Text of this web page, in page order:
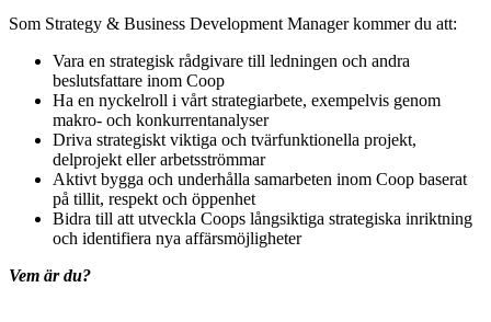
Som Strategy & Business Development Manager kommer du att:
Vara en strategisk rådgivare till ledningen och andra
beslutsfattare inom Coop
Ha en nyckelroll i vårt strategiarbete, exempelvis genom
makro- och konkurrentanalyser
Driva strategiskt viktiga och tvärfunktionella projekt,
delprojekt eller arbetsströmmar
Aktivt bygga och underhålla samarbeten inom Coop baserat
på tillit, respekt och öppenhet
Bidra till att utveckla Coops långsiktiga strategiska inriktning
och identifiera nya affärsmöjligheter
Vem är du?